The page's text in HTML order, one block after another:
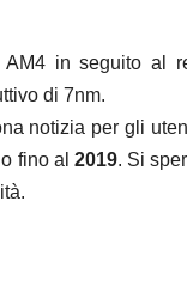
in seguito al
di 7nm.
notizia per gli
fino al 2019. Si